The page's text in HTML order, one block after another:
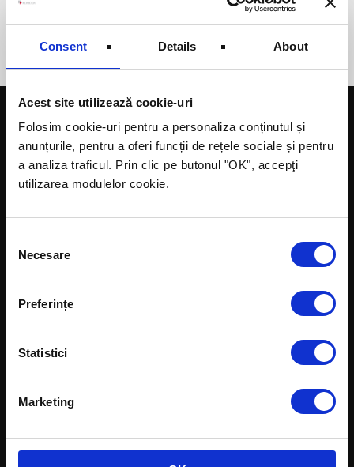
Consent Details About
Acest site utilizează cookie-uri
Folosim cookie-uri pentru a personaliza conținutul și
anunțurile, pentru a oferi funcții de rețele sociale și pentru
a analiza traficul. Prin clic pe butonul "OK", accepţi
utilizarea modulelor cookie.
Selection
Necesare
Preferințe
Statistici
Marketing
Creditul de Investiții
Creditul de Investiții Rotary
Creditul de Investiții Extins
Creditul de Investiții InvestEU
Creditul pentru Capital de Lucru cu Rate InvestEU
Finanțări nerambursabile
Center
Informații financiare